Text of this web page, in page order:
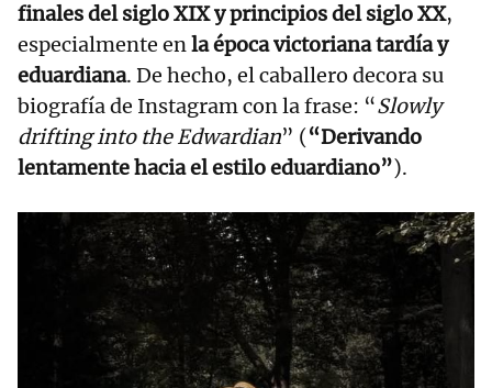
finales del siglo XIX y principios del siglo XX,
especialmente enla época victoriana tardía y
eduardiana. De hecho, el caballero decora su
biografía de Instagram con la frase: “Slowly
drifting into the Edwardian” (“Derivando
lentamente hacia el estilo eduardiano”).